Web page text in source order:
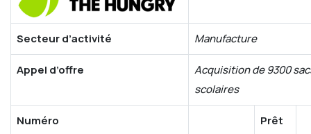
Secteur d’activité Manufacture
Appel d’offre
Acquisition de 9300
scolaires
Numéro Prêt